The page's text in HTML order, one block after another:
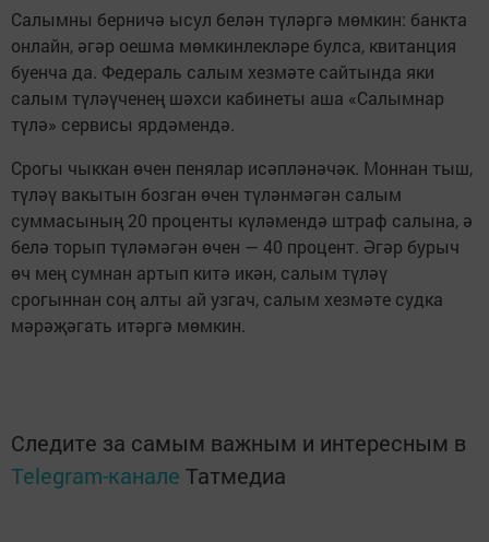
Салымны берничә ысул белән түләргә мөмкин: банкта
онлайн, әгәр оешма мөмкинлекләре булса, квитанция
буенча да. Федераль салым хезмәте сайтында яки
салым түләүченең шәхси кабинеты аша «Салымнар
түлә» сервисы ярдәмендә.
Срогы чыккан өчен пенялар исәпләнәчәк. Моннан тыш,
түләү вакытын бозган өчен түләнмәгән салым
суммасының 20 проценты күләмендә штраф салына, ә
белә торып түләмәгән өчен — 40 процент. Әгәр бурыч
өч мең сумнан артып китә икән, салым түләү
срогыннан соң алты ай узгач, салым хезмәте судка
мәрәҗәгать итәргә мөмкин.
Следите за самым важным и интересным в
Telegram-канале Татмедиа